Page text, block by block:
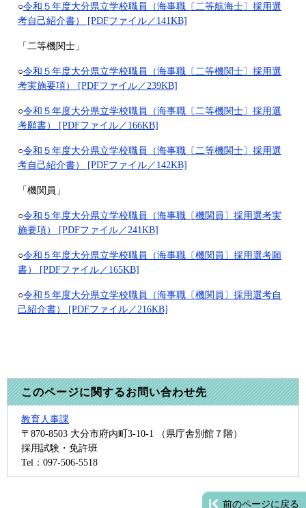
○令和５年度大分県立学校職員（海事職〔二等航海士〕採用選
考自己紹介書） [PDFファイル／141KB]
「二等機関士」
○令和５年度大分県立学校職員（海事職〔二等機関士〕採用選
考実施要項） [PDFファイル／239KB]
○令和５年度大分県立学校職員（海事職〔二等機関士〕採用選
考願書） [PDFファイル／166KB]
○令和５年度大分県立学校職員（海事職〔二等機関士〕採用選
考自己紹介書） [PDFファイル／142KB]
「機関員」
○令和５年度大分県立学校職員（海事職〔機関員〕採用選考実
施要項） [PDFファイル／241KB]
○令和５年度大分県立学校職員（海事職〔機関員〕採用選考願
書） [PDFファイル／165KB]
○令和５年度大分県立学校職員（海事職〔機関員〕採用選考自
己紹介書） [PDFファイル／216KB]
このページに関するお問い合わせ先
教育人事課
〒870-8503 大分市府内町3-10-1 （県庁舎別館７階）
採用試験・免許班
Tel：097-506-5518
前のページに戻る